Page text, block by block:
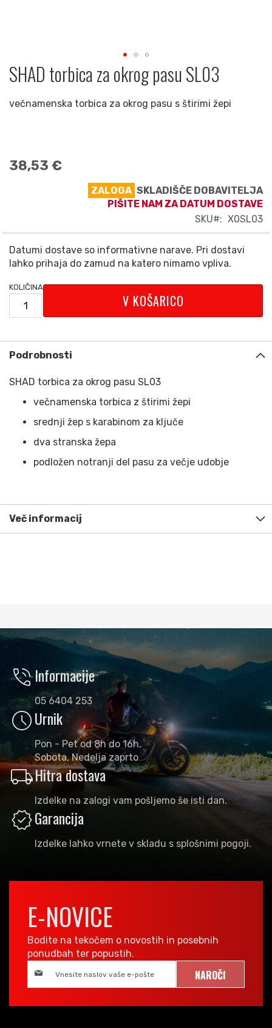
SHAD torbica za okrog pasu SL03
večnamenska torbica za okrog pasu s štirimi žepi
38,53 €
ZALOGA SKLADIŠČE DOBAVITELJA
PIŠITE NAM ZA DATUM DOSTAVE
SKU
X0SL03
Datumi dostave so informativne narave. Pri dostavi
lahko prihaja do zamud na katero nimamo vpliva.
KOLIČINA
V KOŠARICO
Preskoči
na
galerije
Podrobnosti
SHAD torbica za okrog pasu SL03
večnamenska torbica z štirimi žepi
srednji žep s karabinom za ključe
dva stranska žepa
podložen notranji del pasu za večje udobje
Več informacij
phone_in_talkInformacije
05 6404 253
scheduleUrnik
Pon - Pet od 8h do 16h,
Sobota, Nedelja zaprto
local_shippingHitra dostava
Izdelke na zalogi vam pošljemo še isti dan.
verifiedGarancija
Izdelke lahko vrnete v skladu s splošnimi pogoji.
E-NOVICE
Bodite na tekočem o novostih in posebnih
ponudbah ter popustih.
NAROČI